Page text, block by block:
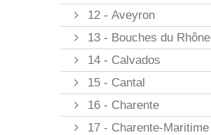
12 - Aveyron
13 - Bouches du Rhône
14 - Calvados
15 - Cantal
16 - Charente
17 - Charente-Maritime